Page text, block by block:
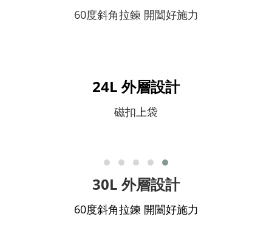
60度斜角拉鍊 開闔好施力
24L 外層設計
磁扣上袋
30L 外層設計
60度斜角拉鍊 開闔好施力